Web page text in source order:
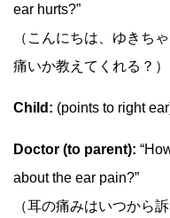
ear hurts?”
（こんにちは、ゆきち
痛いか教えてくれる？）
Child: (points to right
Doctor (to parent):
about the ear pain?”
（耳の痛みはいつから